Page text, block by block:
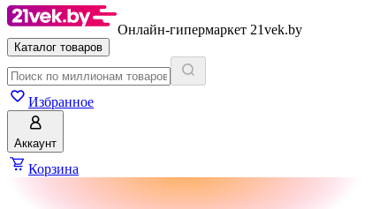
Онлайн-гипермаркет 21vek.by
Каталог товаров
Избранное
Аккаунт
Корзина